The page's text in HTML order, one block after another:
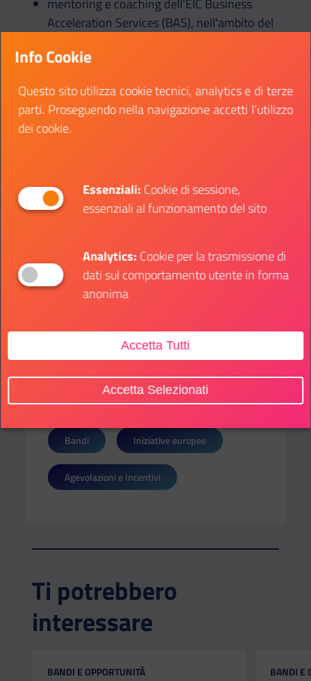
mentoring e coaching dell'EIC Business
Acceleration Services (BAS), nell'ambito del
la possibilità di partecipare a eventi dedicati di
Candida la tua startup
Dovrai inviare la domanda, in inglese, direttamente
10 novembre 2021.
Se vuoi saperne di più su Women Tech EU e sulle
modalità di partecipazione, consulta le
SOTTO CATEGORIE:
Bandi Iniziative europee
Agevolazioni e Incentivi
Ti potrebbero
interessare
CATEGORIA:
BANDI E OPPORTUNITÀ BANDI E
Info Cookie
Questo sito utilizza cookie tecnici, analytics e di terze
parti. Proseguendo nella navigazione accetti l’utilizzo
dei cookie.
Essenziali:Cookie di sessione,
essenziali al funzionamento del sito
Analytics:Cookie per la trasmissione di
dati sul comportamento utente in forma
anonima
Accetta Tutti
Accetta Selezionati